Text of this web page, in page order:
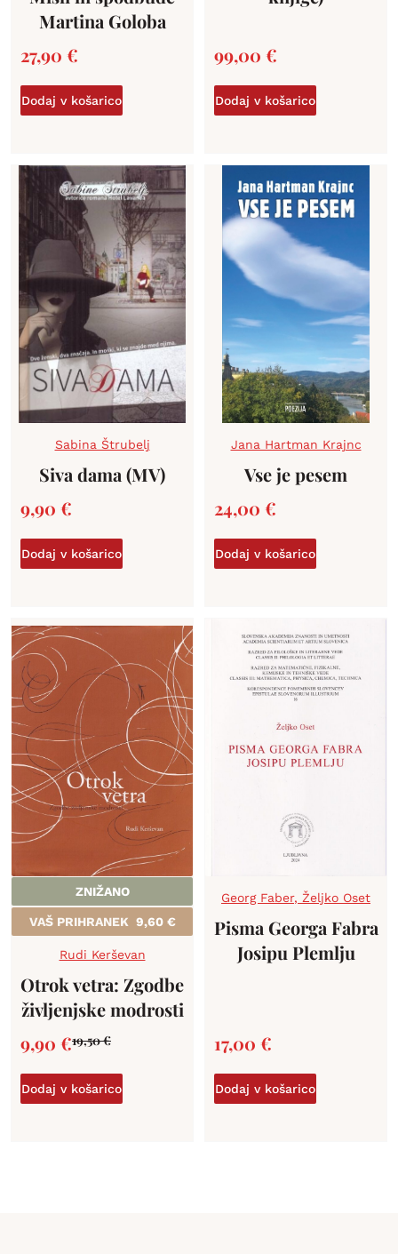
Martina Goloba
27,90 €
Dodaj v košarico
99,00 €
Dodaj v košarico
Sabina Štrubelj
Siva dama (MV)
9,90 €
Dodaj v košarico
Jana Hartman Krajnc
Vse je pesem
24,00 €
Dodaj v košarico
ZNIŽANO
VAŠ PRIHRANEK 9,60 €
Rudi Kerševan
Otrok vetra: Zgodbe
življenjske modrosti
19,50€
9,90 €
Dodaj v košarico
Georg Faber, Željko Oset
Pisma Georga Fabra
Josipu Plemlju
17,00 €
Dodaj v košarico